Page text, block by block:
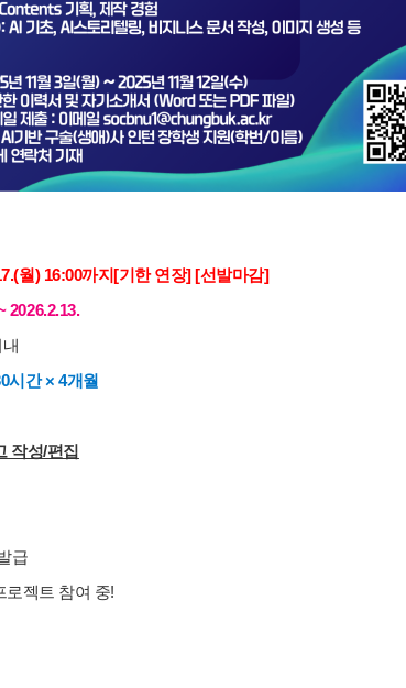
월) 16:00까지[기한 연장] [선발마감]
2026.2.13.
시간 × 4개월
작성/편집
급
로젝트 참여 중!